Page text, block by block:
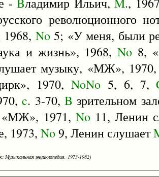
революционного
1968, No5; «У меня, были
и жизнь», 1968,No 8,
музыку, «МЖ», 1970,
1970,NoNo 5, 6, 7,
c. 3-70, B зрительном
«МЖ», 1971, No11, Ленин
1973, No9, Ленин слушает
Музыкальная энциклопедия, 1973-1982)